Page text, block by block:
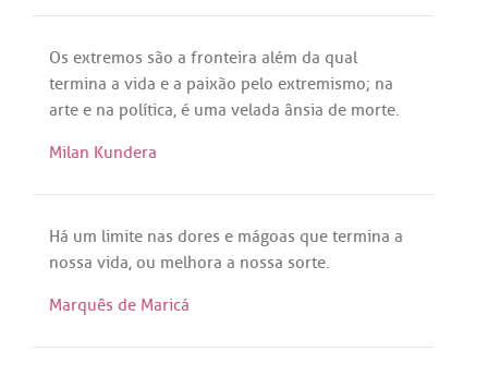
Os extremos são a fronteira além da qual
termina a vida e a paixão pelo extremismo; na
arte e na política, é uma velada ânsia de morte.
Milan Kundera
Há um limite nas dores e mágoas que termina a
nossa vida, ou melhora a nossa sorte.
Marquês de Maricá